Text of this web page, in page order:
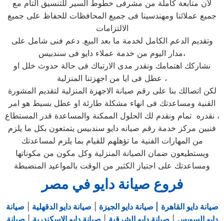
لأن متابعة كاملة من مشرفى خطوط السير للتنسيق التام مع
جميع عملائنا ومهندسينا فى جميع المحافظات للحفاظ على جميع
الالتزامات
وتقديم الدعم الكامل لخدمة ما بعد البيع. دعم فنى شامل على
مدار اليوم من خدمة عملاء دايو فى سندبيس،
نشاركك اهتمامك ونقدر مدى الارتباك فى حالة حدوث خلل او
عطل فى ايا من اجهزتنا المنزلية ،
لكن اتصالك بنا على رقم صيانة الاجهزة المنزلية لتقديم المشورة
القنية ومساعدتك فى انهاء مشكلة طارئة او عطل بسيط هو امر
نقدره تمام ونقدم لك الحلول الممكنة والمساعدة قدر المستطاع ،
فنيين مركز خدمة رقم صيانه دايو سندبيس يتمتعون بكل ما يلزم
من المهارات الفنية ما تؤهلهم للقيام بما يلزم لمساعدتك
ويستطيعون ضمان الصيانة المنزلية وكل مكون من مكوناتها
ومساعدتك على اجتياز الكثير من الوقت بالمواعيد المنضبطة
فروع صيانة دايو في مصر
صيانة دايو القاهرة | صيانة دايو الجيزة صيانة دايو الدقهلية
صيانة
دايو السويس
صيانة دايو الشرقية صيانة دايو الاسكندرية
صيانة